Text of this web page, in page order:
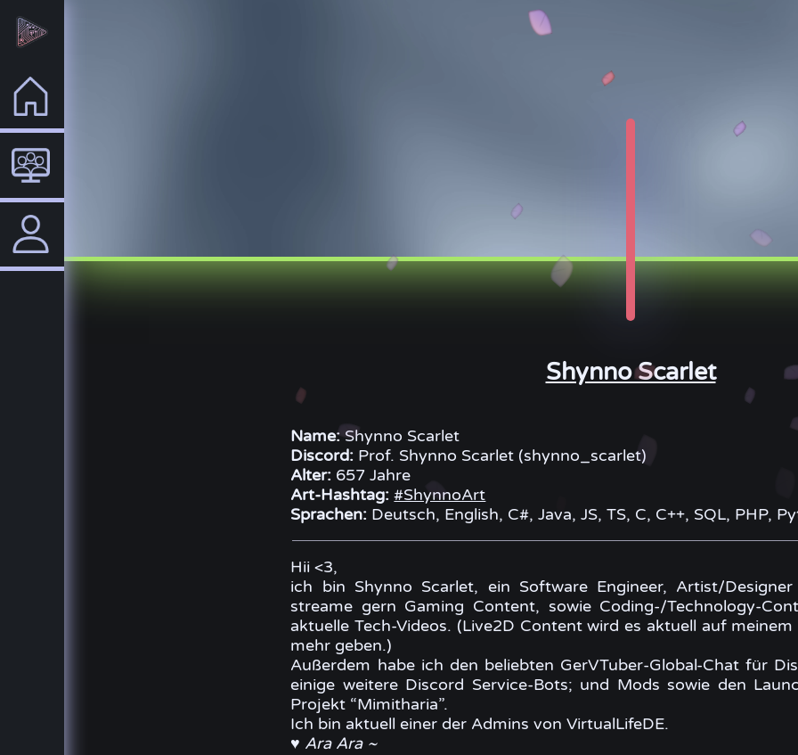
Shynno Scarlet
Name:Shynno Scarlet
Discord: Prof. Shynno Scarlet (shynno_scarlet)
Alter: 657 Jahre
Art-Hashtag: #ShynnoArt
Sprachen: Deutsch, English, C#, Java, JS, TS, C, C++, SQL, PHP,
Hii <3,
ich bin Shynno Scarlet, ein Software Engineer, Artist/
streame gern Gaming Content, sowie Coding-/Technology-
aktuelle Tech-Videos. (Live2D Content wird es aktuell auf
mehr geben.)
Außerdem habe ich den beliebten GerVTuber-Global-Chat für
einige weitere Discord Service-Bots; und Mods sowie den
Projekt “Mimitharia”.
Ich bin aktuell einer der Admins von VirtualLifeDE.
♥ Ara Ara ~